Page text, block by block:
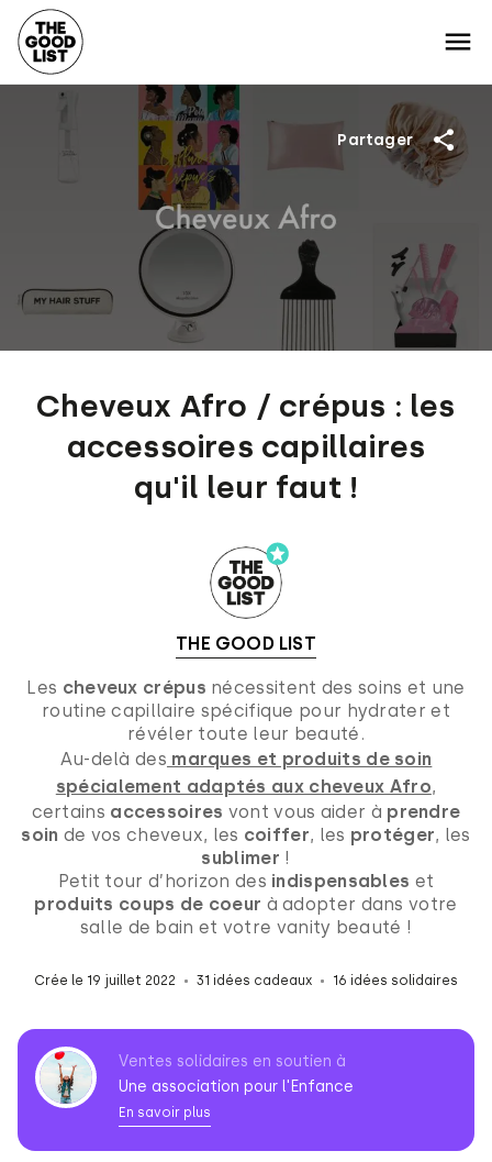
Cheveux Afro / crépus : les
accessoires capillaires
qu'il leur faut !
Partager
THE GOOD LIST
Les cheveux crépus nécessitent des soins et une
routine capillaire spécifique pour hydrater et
révéler toute leur beauté.
Au-delà des marques et produits de soin
spécialement adaptés aux cheveux Afro,
certains accessoires vont vous aider à prendre
soin de vos cheveux, les coiffer, les protéger, les
sublimer !
Petit tour d’horizon des indispensables et
produits coups de coeur à adopter dans votre
salle de bain et votre vanity beauté !
Crée le 19 juillet 2022 31 idées cadeaux 16 idées solidaires
Association
pour
Ventes solidaires en soutien à
Une association pour l'Enfance
En savoir plus